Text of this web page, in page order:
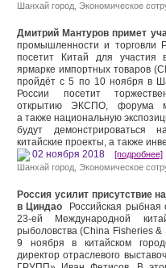
Шанхай город Экономическое
Дмитрий Мантуров примет
промышленности и торговли
посетит Китай для участия
ярмарке импортных товаров
пройдёт с 5 по 10 ноября в
России посетит
открытию ЭКСПО, форума
а также национальную
будут демонстрироваться
китайские проекты, а также
02 ноября 2018 [подробнее]
Шанхай город Экономическое
Россия усилит присутствие
в Циндао Российская рыбная
23-ей Международной
рыболовства (China Fisheries
9 ноября в китайском
ди⁠ректор отраслевого